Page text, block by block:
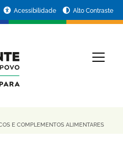
Acessibilidade Alto Contraste
E COMPLEMENTOS ALIMENTARES